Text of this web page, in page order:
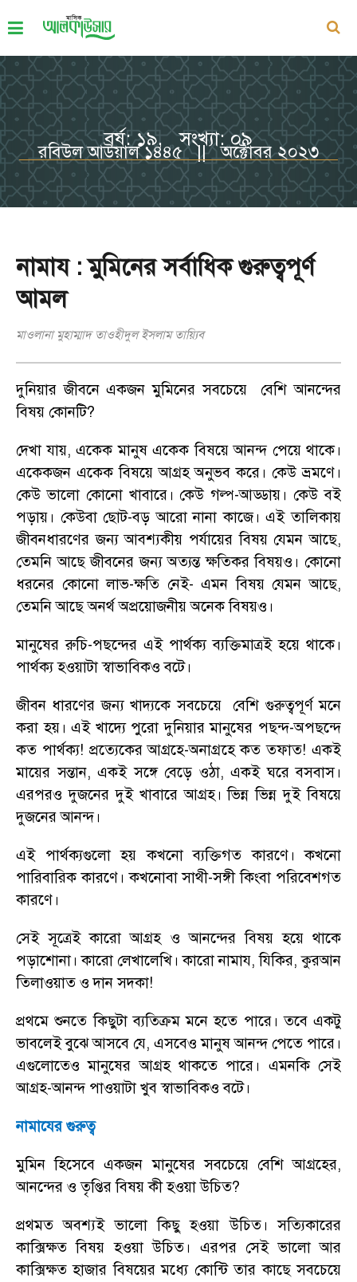
বর্ষ: ১৯, সংখ্যা: ০৯
রবিউল আউয়াল ১৪৪৫ || অক্টোবর ২০২৩
নামায : মুমিনের সর্বাধিক গুরুত্বপূর্ণ
আমল
মাওলানা মুহাম্মাদ তাওহীদুল ইসলাম তায়্যিব
দুনিয়ার জীবনে একজন মুমিনের সবচেয়ে বেশি আনন্দের
বিষয় কোনটি?
দেখা যায়, একেক মানুষ একেক বিষয়ে আনন্দ পেয়ে থাকে।
একেকজন একেক বিষয়ে আগ্রহ অনুভব করে। কেউ ভ্রমণে।
কেউ ভালো কোনো খাবারে। কেউ গল্প-আড্ডায়। কেউ বই
পড়ায়। কেউবা ছোট-বড় আরো নানা কাজে। এই তালিকায়
জীবনধারণের জন্য আবশ্যকীয় পর্যায়ের বিষয় যেমন আছে,
তেমনি আছে জীবনের জন্য অত্যন্ত ক্ষতিকর বিষয়ও। কোনো
ধরনের কোনো লাভ-ক্ষতি নেই-এমন বিষয় যেমন আছে,
তেমনি আছে অনর্থ অপ্রয়োজনীয় অনেক বিষয়ও।
মানুষের রুচি-পছন্দের এই পার্থক্য ব্যক্তিমাত্রই হয়ে থাকে।
পার্থক্য হওয়াটা স্বাভাবিকও বটে।
জীবন ধারণের জন্য খাদ্যকে সবচেয়ে বেশি গুরুত্বপূর্ণ মনে
করা হয়। এই খাদ্যে পুরো দুনিয়ার মানুষের পছন্দ-অপছন্দে
কত পার্থক্য! প্রত্যেকের আগ্রহে-অনাগ্রহে কত তফাত! একই
মায়ের সন্তান, একই সঙ্গে বেড়ে ওঠা, একই ঘরে বসবাস।
এরপরও দুজনের দুই খাবারে আগ্রহ।ভিন্ন ভিন্ন দুই বিষয়ে
দুজনের আনন্দ।
এই পার্থক্যগুলো হয় কখনো ব্যক্তিগত কারণে। কখনো
পারিবারিক কারণে। কখনোবা সাথী-সঙ্গী কিংবা পরিবেশগত
কারণে।
সেই সূত্রেই কারো আগ্রহ ও আনন্দের বিষয় হয়ে থাকে
পড়াশোনা। কারো লেখালেখি।কারো নামায,যিকির,কুরআন
তিলাওয়াত ও দান সদকা!
প্রথমে শুনতে কিছুটা ব্যতিক্রম মনে হতে পারে। তবে একটু
ভাবলেই বুঝে আসবে যে, এসবেও মানুষ আনন্দ পেতে পারে।
এগুলোতেও মানুষের আগ্রহ থাকতে পারে। এমনকি সেই
আগ্রহ-আনন্দ পাওয়াটা খুব স্বাভাবিকও বটে।
নামাযের গুরুত্ব
মুমিন হিসেবে একজন মানুষের সবচেয়ে বেশি আগ্রহের,
আনন্দের ও তৃপ্তির বিষয় কী হওয়া উচিত?
প্রথমত অবশ্যই ভালো কিছু হওয়া উচিত। সত্যিকারের
কাক্সিক্ষত বিষয় হওয়া উচিত। এরপর সেই ভালো আর
কাক্সিক্ষত হাজার বিষয়ের মধ্যে কোন্টি তার কাছে সবচেয়ে